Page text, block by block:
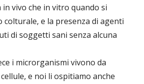
vivo che in vitro quando si
colturale, e la presenza di agenti
di soggetti sani senza alcuna
i microrganismi vivono da
e noi li ospitiamo anche